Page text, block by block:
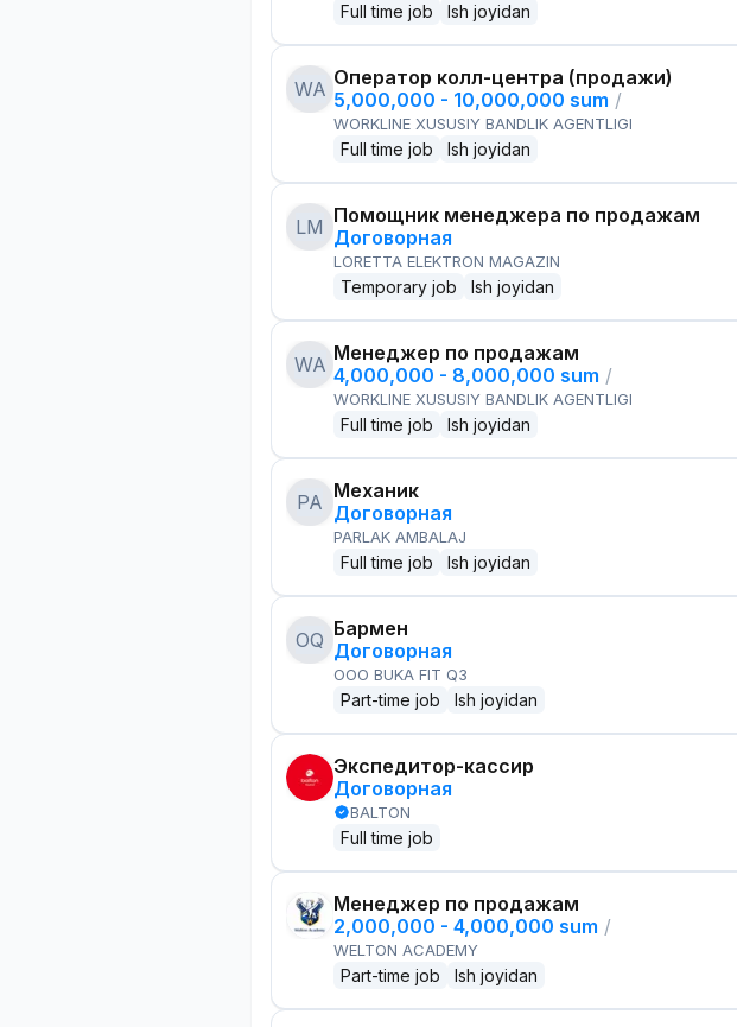
Full time job Ish joyidan
WA Оператор колл-центра (продажи)
5,000,000 - 10,000,000 sum /
WORKLINE XUSUSIY BANDLIK AGENTLIGI
Full time job Ish joyidan
LM Помощник менеджера по продажам
Договорная
LORETTA ELEKTRON MAGAZIN
Temporary job Ish joyidan
WA Менеджер по продажам
4,000,000 - 8,000,000 sum /
WORKLINE XUSUSIY BANDLIK AGENTLIGI
Full time job Ish joyidan
PA Механик
Договорная
PARLAK AMBALAJ
Full time job Ish joyidan
OQ Бармен
Договорная
OOO BUKA FIT Q3
Part-time job Ish joyidan
Экспедитор-кассир
Договорная
BALTON
Full time job
Менеджер по продажам
2,000,000 - 4,000,000 sum /
WELTON ACADEMY
Part-time job Ish joyidan